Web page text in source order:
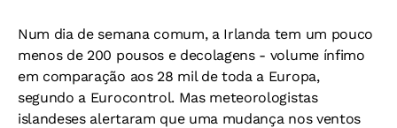
Num dia de semana comum, a Irlanda tem um pouco
menos de 200 pousos e decolagens - volume ínfimo
em comparação aos 28 mil de toda a Europa,
segundo a Eurocontrol. Mas meteorologistas
islandeses alertaram que uma mudança nos ventos